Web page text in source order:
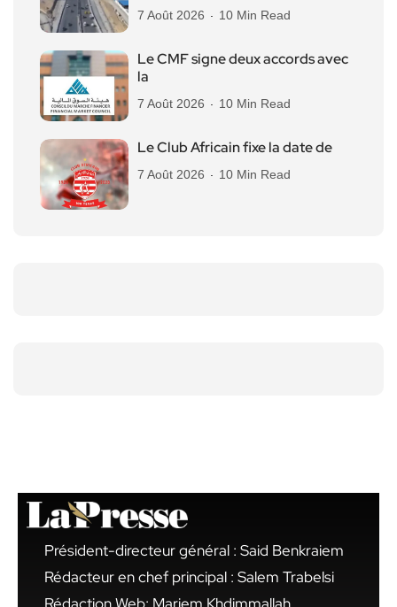
7 Août 2026 10 Min Read
Le CMF signe deux accords avec
la
7 Août 2026 10 Min Read
Le Club Africain fixe la date de
7 Août 2026 10 Min Read
Président-directeur général : Said Benkraiem
Rédacteur en chef principal : Salem Trabelsi